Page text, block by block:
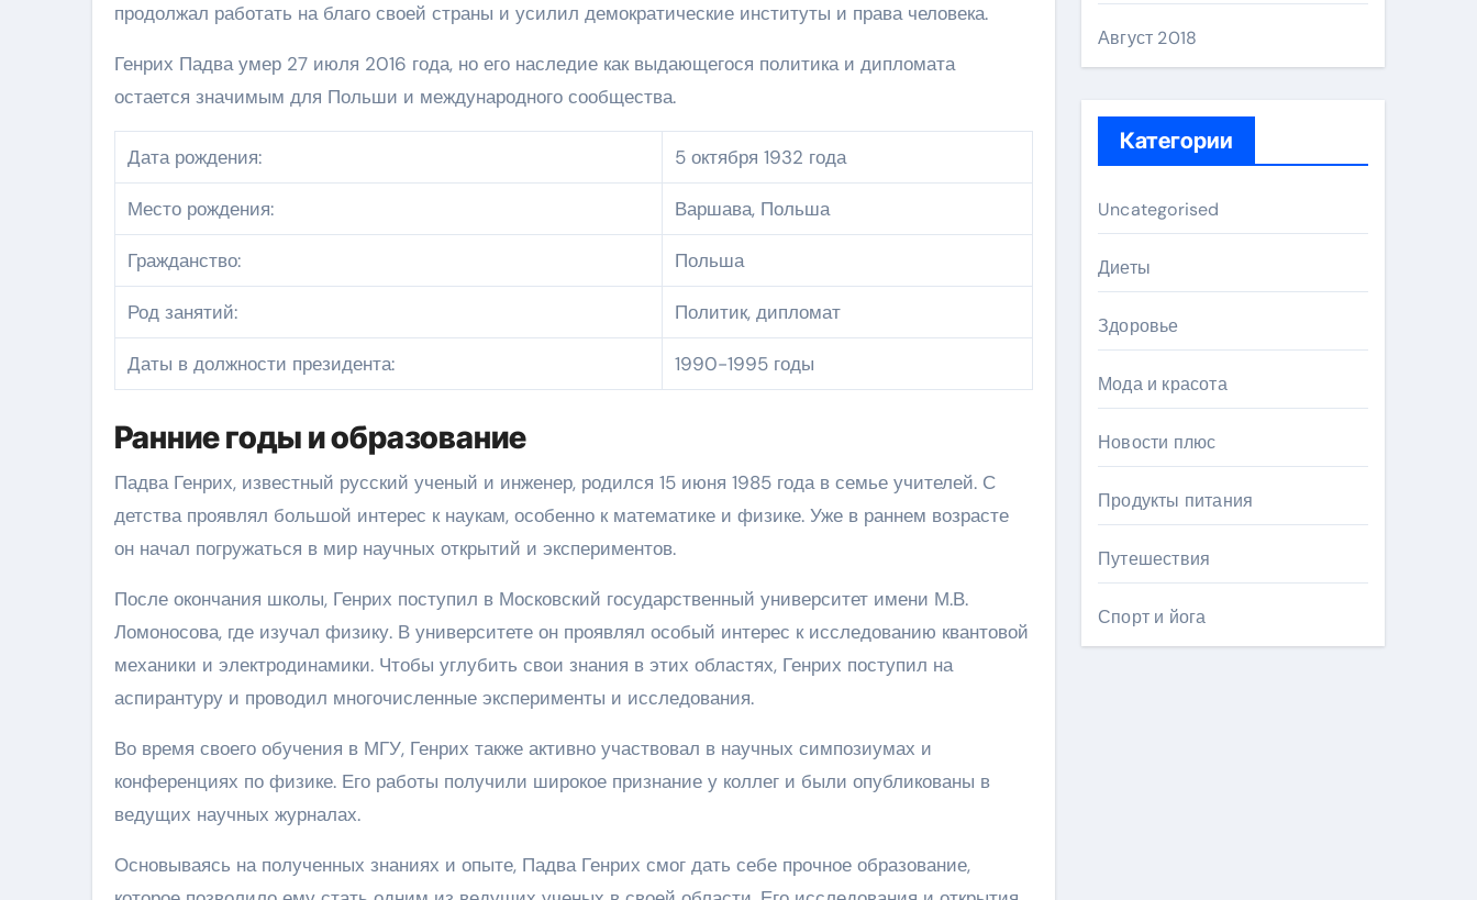
продолжал работать на благо своей страны и усилил демократические институты и права человека.
Генрих Падва умер 27 июля 2016 года, но его наследие как выдающегося политика и дипломата
остается значимым для Польши и международного сообщества.
Дата рождения: 5 октября 1932 года
Место рождения: Варшава, Польша
Гражданство: Польша
Род занятий: Политик, дипломат
Даты в должности президента: 1990-1995 годы
Ранние годы и образование
Падва Генрих, известный русский ученый и инженер, родился 15 июня 1985 года в семье учителей. С
детства проявлял большой интерес к наукам, особенно к математике и физике. Уже в раннем возрасте
он начал погружаться в мир научных открытий и экспериментов.
После окончания школы, Генрих поступил в Московский государственный университет имени М.В.
Ломоносова, где изучал физику. В университете он проявлял особый интерес к исследованию квантовой
механики и электродинамики. Чтобы углубить свои знания в этих областях, Генрих поступил на
аспирантуру и проводил многочисленные эксперименты и исследования.
Во время своего обучения в МГУ, Генрих также активно участвовал в научных симпозиумах и
конференциях по физике. Его работы получили широкое признание у коллег и были опубликованы в
ведущих научных журналах.
Основываясь на полученных знаниях и опыте, Падва Генрих смог дать себе прочное образование,
Август 2018
Категории
Uncategorised
Диеты
Здоровье
Мода и красота
Новости плюс
Продукты питания
Путешествия
Спорт и йога